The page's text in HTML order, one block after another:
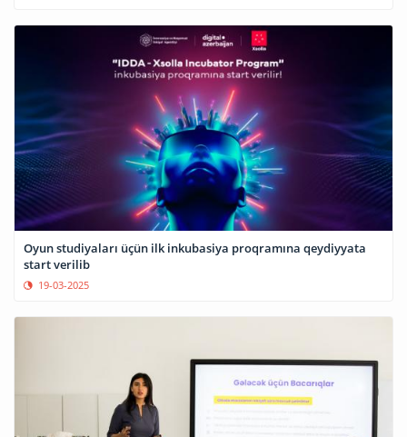
Oyun studiyaları üçün ilk inkubasiya proqramına qeydiyyata
start verilib
19-03-2025